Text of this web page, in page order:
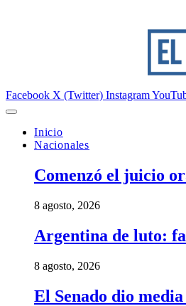
Facebook X (Twitter) Instagram
Inicio
Nacionales
Comenzó el juicio
8 agosto, 2026
Argentina de luto:
8 agosto, 2026
El Senado dio